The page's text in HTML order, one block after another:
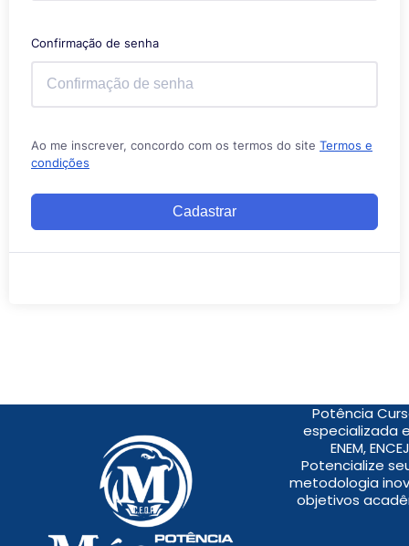
Confirmação de senha
Ao me inscrever, concordo com os termos do site Termos e
condições
Cadastrar
Potência
especializada
ENEM,
Potencialize
metodologia
objetivos